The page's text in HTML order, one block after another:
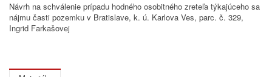
Návrh na schválenie prípadu hodného osobitného zreteľa týkajúceho sa
nájmu časti pozemku v Bratislave, k. ú. Karlova Ves, parc. č. 329,
Ingrid Farkašovej